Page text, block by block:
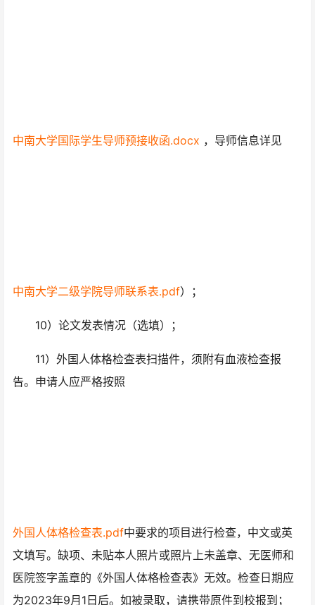
中南大学国际学生导师预接收函.docx ，导师信息详见
中南大学二级学院导师联系表.pdf）；
10）论文发表情况（选填）；
11）外国人体格检查表扫描件，须附有血液检查报
告。申请人应严格按照
外国人体格检查表.pdf中要求的项目进行检查，中文或英
文填写。缺项、未贴本人照片或照片上未盖章、无医师和
医院签字盖章的《外国人体格检查表》无效。检查日期应
为2023年9月1日后。如被录取，请携带原件到校报到；